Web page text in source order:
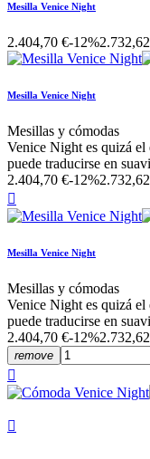
Mesilla Venice Night
2.404,70 €-12%
Mesilla Venice Night
Mesillas y cómodas
Venice Night es quizá el
puede traducirse en
2.404,70 €-12%

Mesilla Venice Night
Mesillas y cómodas
Venice Night es quizá el
puede traducirse en
2.404,70 €-12%
remove

